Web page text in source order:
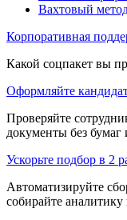
Вахтовый
Корпоративная
Какой соцпакет вы
Оформляйте
Проверяйте
документы без
Ускорьте подбор в 2
Автоматизируйте
собирайте аналитику